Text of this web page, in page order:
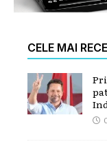
CELE MAI